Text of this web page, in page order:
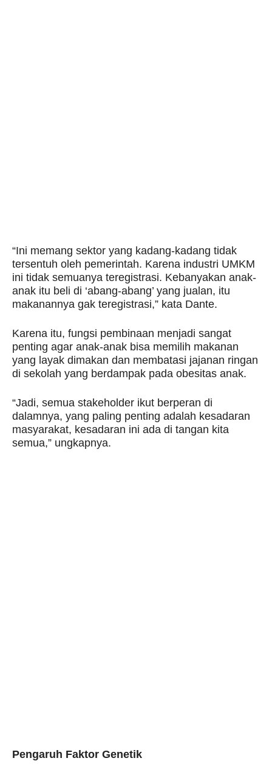
“Ini memang sektor yang kadang-kadang tidak
tersentuh oleh pemerintah. Karena industri UMKM
ini tidak semuanya teregistrasi. Kebanyakan anak-
anak itu beli di ‘abang-abang’ yang jualan, itu
makanannya gak teregistrasi,” kata Dante.
Karena itu, fungsi pembinaan menjadi sangat
penting agar anak-anak bisa memilih makanan
yang layak dimakan dan membatasi jajanan ringan
di sekolah yang berdampak pada obesitas anak.
“Jadi, semua stakeholder ikut berperan di
dalamnya, yang paling penting adalah kesadaran
masyarakat, kesadaran ini ada di tangan kita
semua,” ungkapnya.
Pengaruh Faktor Genetik